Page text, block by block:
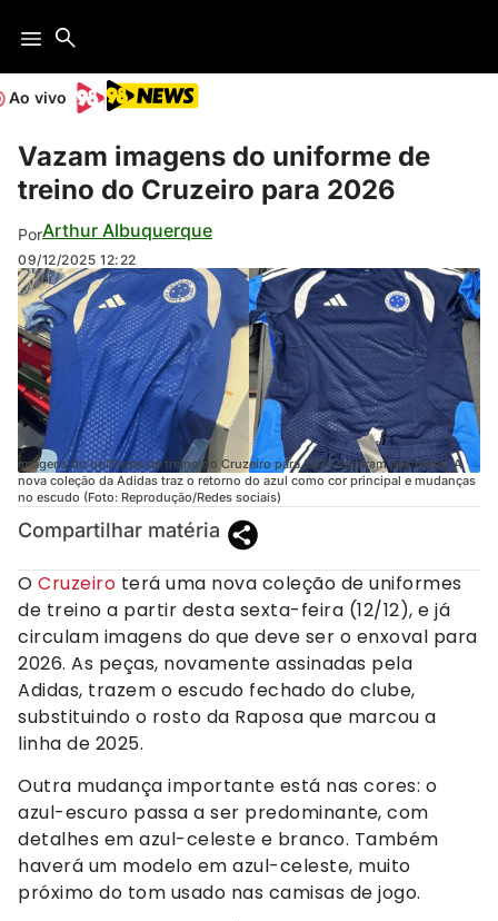
Ao vivo
Vazam imagens do uniforme de
treino do Cruzeiro para 2026
PorArthur Albuquerque
09/12/2025 12:22
Imagens do uniforme de treino do Cruzeiro para 2026 vazaram nas redes. A
nova coleção da Adidas traz o retorno do azul como cor principal e mudanças
no escudo (Foto: Reprodução/Redes sociais)
Compartilhar matéria
O Cruzeiro terá uma nova coleção de uniformes
de treino a partir desta sexta-feira (12/12), e já
circulam imagens do que deve ser o enxoval para
2026. As peças, novamente assinadas pela
Adidas, trazem o escudo fechado do clube,
substituindo o rosto da Raposa que marcou a
linha de 2025.
Outra mudança importante está nas cores: o
azul-escuro passa a ser predominante, com
detalhes em azul-celeste e branco. Também
haverá um modelo em azul-celeste, muito
próximo do tom usado nas camisas de jogo.